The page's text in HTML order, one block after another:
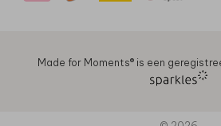
Made for Moments®️ is een